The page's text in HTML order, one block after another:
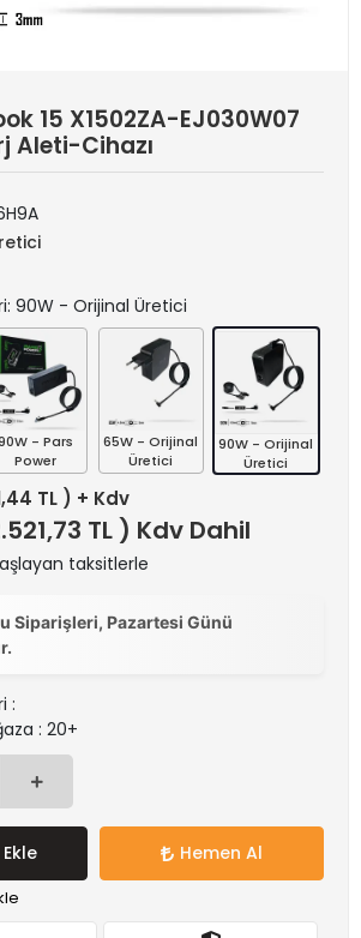
15 X1502ZA-EJ030W07
Aleti-Cihazı
90W - Orijinal Üretici
- Pars
Power
65W - Orijinal
Üretici
90W - Orijinal
Üretici
TL ) + Kdv
TL ) Kdv Dahil
taksitlerle
Siparişleri, Pazartesi Günü
:
: 20+
Hemen Al